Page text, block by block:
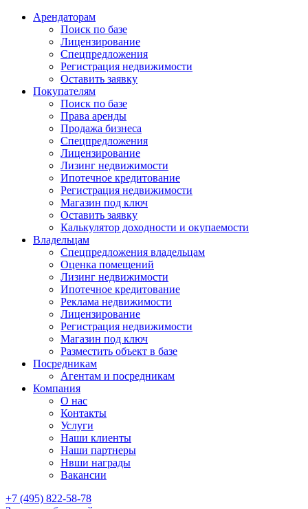
Арендаторам
Поиск по базе
Лицензирование
Спецпредложения
Регистрация недвижимости
Оставить заявку
Покупателям
Поиск по базе
Права аренды
Продажа бизнеса
Спецпредложения
Лицензирование
Лизинг недвижимости
Ипотечное кредитование
Регистрация недвижимости
Магазин под ключ
Оставить заявку
Калькулятор доходности и окупаемости
Владельцам
Спецпредложения владельцам
Оценка помещений
Лизинг недвижимости
Ипотечное кредитование
Реклама недвижимости
Лицензирование
Регистрация недвижимости
Магазин под ключ
Разместить объект в базе
Посредникам
Агентам и посредникам
Компания
О нас
Контакты
Услуги
Наши клиенты
Наши партнеры
Нвши награды
Вакансии
+7 (495) 822-58-78